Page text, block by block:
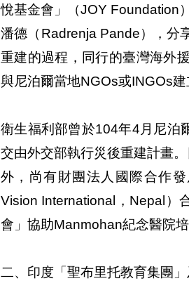
悅基金會」（JOY Foundation
潘德（Radrenja Pande），分
重建的過程，同行的臺灣海外
與尼泊爾當地NGOs或INGOs
衛生福利部曾於104年4月尼泊
交由外交部執行災後重建計畫
外，尚有財團法人國際合作
Vision International，Nepal）
會」協助Manmohan紀念醫院培
二、印度「聖布里托教育集團